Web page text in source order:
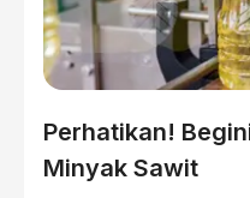
Perhatikan!
Minyak Sawit